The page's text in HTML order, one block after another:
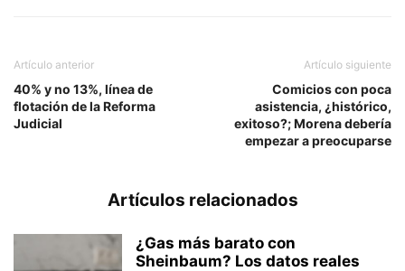
Artículo anterior
40% y no 13%, línea de
flotación de la Reforma
Judicial
Artículo siguiente
Comicios con poca
asistencia, ¿histórico,
exitoso?; Morena debería
empezar a preocuparse
Artículos relacionados
¿Gas más barato con
Sheinbaum? Los datos reales